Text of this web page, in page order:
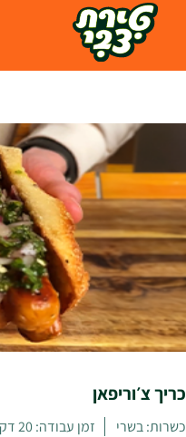
כריך צ׳וריפאן
כשרות: בשרי זמן עבודה: 20 דק׳